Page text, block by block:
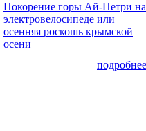
Покорение горы Ай-Петри на
электровелосипеде или
осенняя роскошь крымской
осени
подробнее